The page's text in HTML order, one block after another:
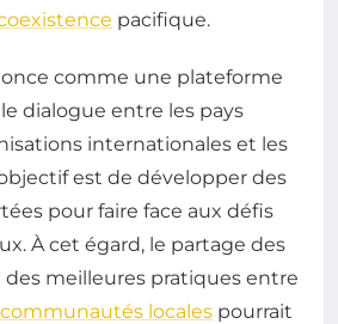
pacifique.
comme une plateforme
dialogue entre les pays
internationales et les
est de développer des
pour faire face aux défis
À cet égard, le partage des
des meilleures pratiques entre
communautés locales pourrait